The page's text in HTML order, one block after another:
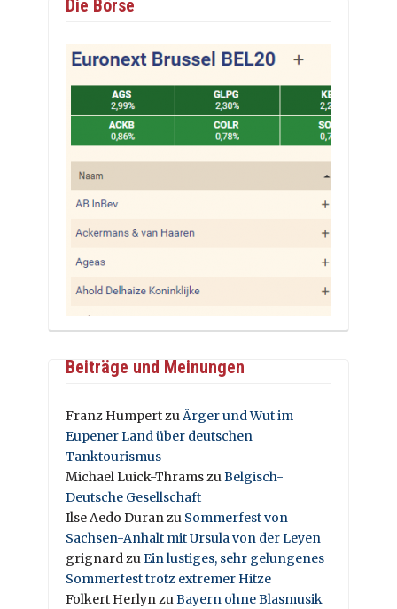
Die Börse
Beiträge und Meinungen
Franz HumpertzuÄrger und Wut im
Eupener Land über deutschen
Tanktourismus
Michael Luick-ThramszuBelgisch-
Deutsche Gesellschaft
Ilse Aedo Duranzu Sommerfest von
Sachsen-Anhalt mit Ursula von der Leyen
grignardzuEin lustiges, sehr gelungenes
Sommerfest trotz extremer Hitze
Folkert HerlynzuBayern ohne Blasmusik